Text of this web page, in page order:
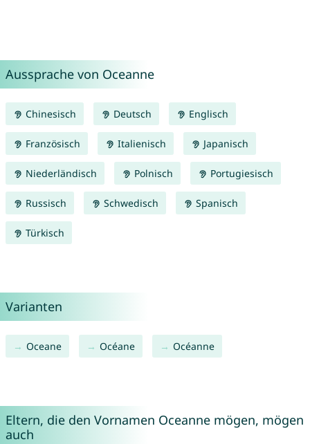
Aussprache von Oceanne
Chinesisch Deutsch Englisch
Französisch Italienisch Japanisch
Niederländisch Polnisch Portugiesisch
Russisch Schwedisch Spanisch
Türkisch
Varianten
Oceane Océane Océanne
Eltern, die den Vornamen Oceanne mögen, mögen
auch